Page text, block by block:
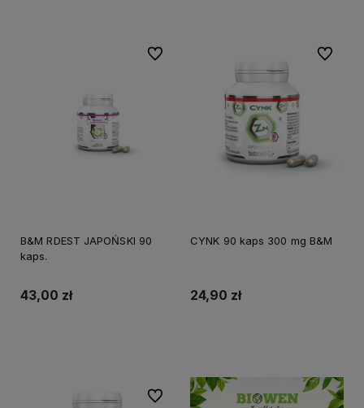
B&M RDEST JAPOŃSKI 90
kaps.
43,00 zł
Do ulubionych
CYNK 90 kaps 300 mg B&M
24,90 zł
Do
Do ulubionych